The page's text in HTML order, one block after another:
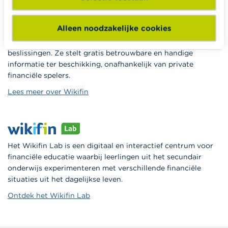
Alleen noodzakelijke cookies
Wikifin.be is een portaalsite die je helpt bij je financiële
beslissingen. Ze stelt gratis betrouwbare en handige
informatie ter beschikking, onafhankelijk van private
financiële spelers.
Lees meer over Wikifin
Het Wikifin Lab is een digitaal en interactief centrum voor
financiële educatie waarbij leerlingen uit het secundair
onderwijs experimenteren met verschillende financiële
situaties uit het dagelijkse leven.
Ontdek het Wikifin Lab